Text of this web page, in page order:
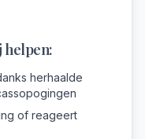
helpen:
herhaalde
of reageert